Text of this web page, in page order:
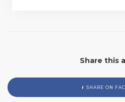
Share this
SHARE ON